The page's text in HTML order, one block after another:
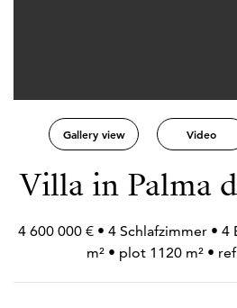
Gallery view Video
Villa in Palma
4 600 000 € • 4 Schlafzimmer • 4
m² • plot 1120 m² •